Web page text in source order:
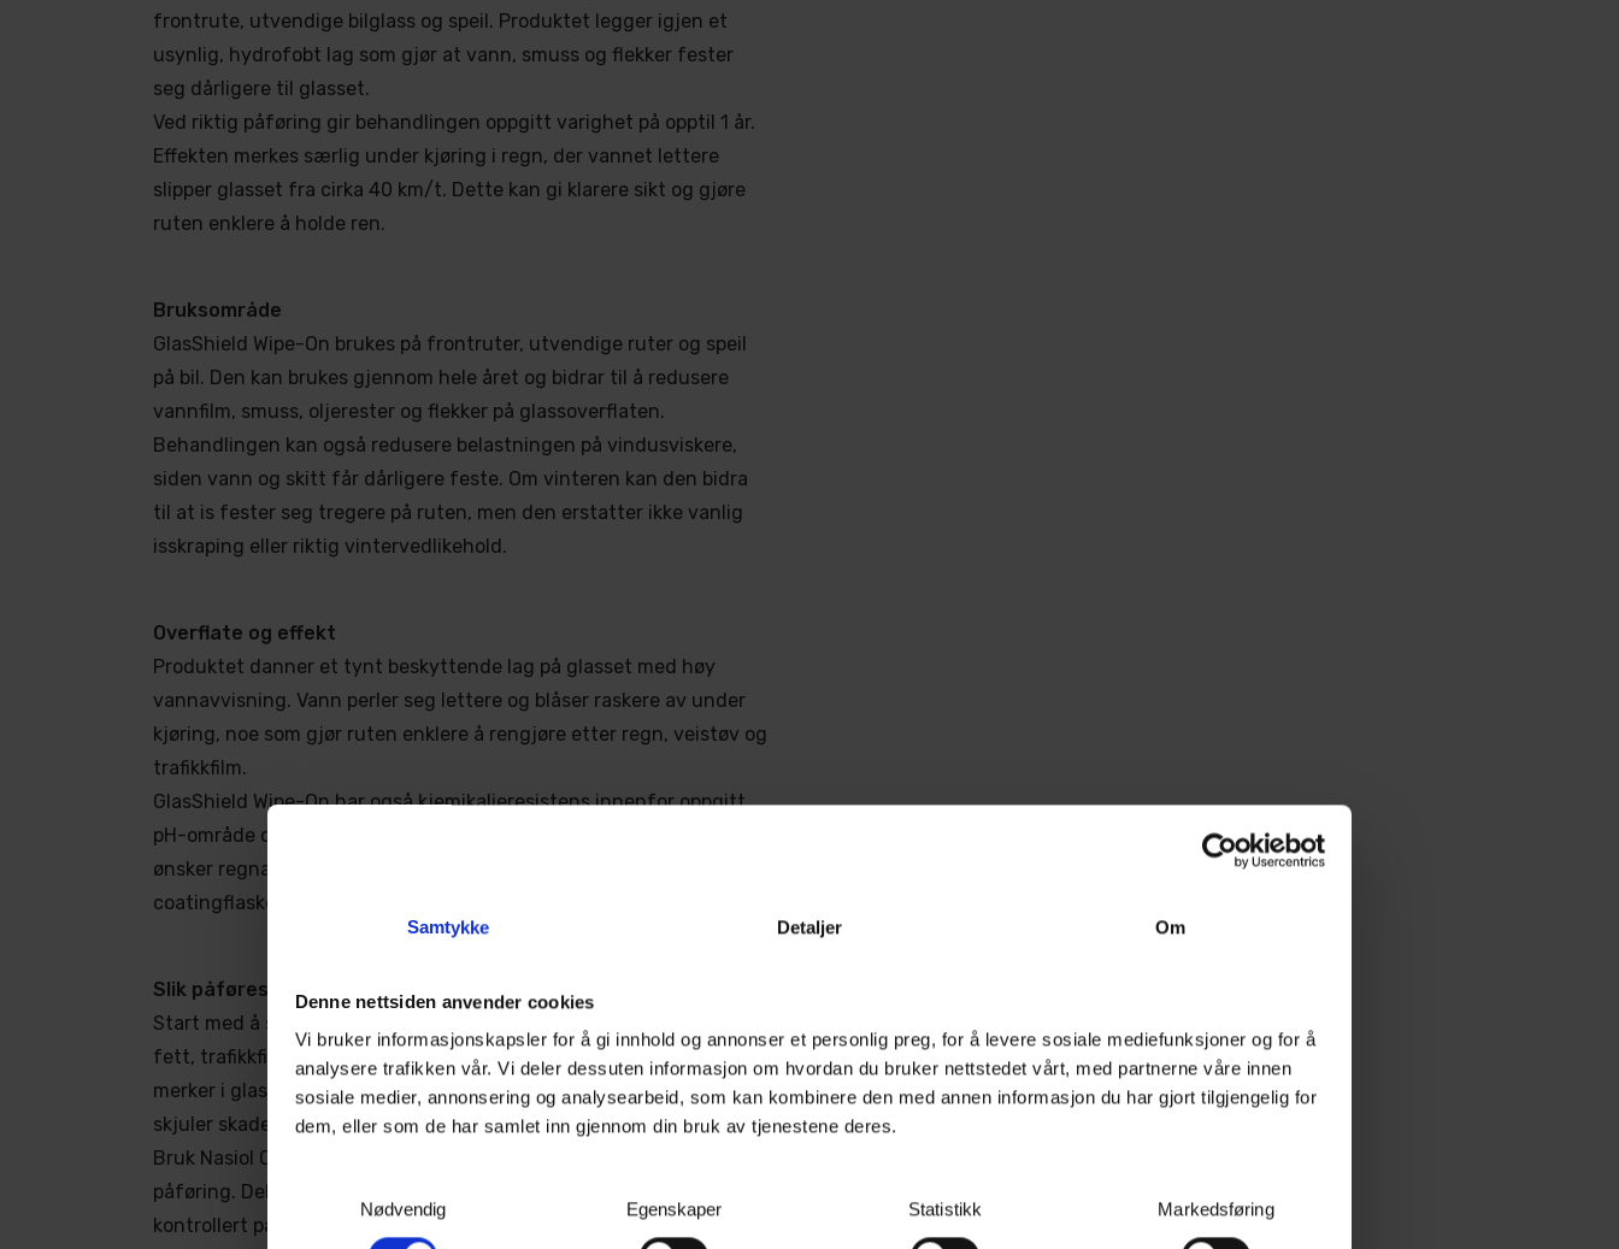
Samtykke Detaljer Om
Denne nettsiden anvender cookies
Vi bruker informasjonskapsler for å gi innhold og annonser et personlig preg, for å levere sosiale mediefunksjoner og for å
analysere trafikken vår. Vi deler dessuten informasjon om hvordan du bruker nettstedet vårt, med partnerne våre innen
sosiale medier, annonsering og analysearbeid, som kan kombinere den med annen informasjon du har gjort tilgjengelig for
dem, eller som de har samlet inn gjennom din bruk av tjenestene deres.
Samtykkevalg
Nødvendig
Egenskaper Statistikk Markedsføring
frontrute, utvendige bilglass og speil. Produktet legger igjen et
usynlig, hydrofobt lag som gjør at vann, smuss og flekker fester
seg dårligere til glasset.
Ved riktig påføring gir behandlingen oppgitt varighet på opptil 1 år.
Effekten merkes særlig under kjøring i regn, der vannet lettere
slipper glasset fra cirka 40 km/t. Dette kan gi klarere sikt og gjøre
ruten enklere å holde ren.
Bruksområde
GlasShield Wipe-On brukes på frontruter, utvendige ruter og speil
på bil. Den kan brukes gjennom hele året og bidrar til å redusere
vannfilm, smuss, oljerester og flekker på glassoverflaten.
Behandlingen kan også redusere belastningen på vindusviskere,
siden vann og skitt får dårligere feste. Om vinteren kan den bidra
til at is fester seg tregere på ruten, men den erstatter ikke vanlig
isskraping eller riktig vintervedlikehold.
Overflate og effekt
Produktet danner et tynt beskyttende lag på glasset med høy
vannavvisning. Vann perler seg lettere og blåser raskere av under
kjøring, noe som gjør ruten enklere å rengjøre etter regn, veistøv og
trafikkfilm.
GlasShield Wipe-On har også kjemikalieresistens innenfor oppgitt
pH-område og kan brukes som en enkel glassbehandling der man
ønsker regnavvisende effekt uten maskinpolering eller flytende
coatingflaske.
Slik påføres Nasiol GlasShield Wipe-On
Start med å sørge for at glasset er rent, tørt og fritt for smuss,
fett, trafikkfilm og gamle produktrester. Eventuelle riper eller
merker i glasset bør utbedres før behandling, siden produktet ikke
skjuler skader i overflaten.
Bruk Nasiol Clean-wipen som følger med for å rengjøre glasset før
påføring. Del frontruten mentalt i to like deler, slik at du kan jobbe
kontrollert på én halvdel om gangen.